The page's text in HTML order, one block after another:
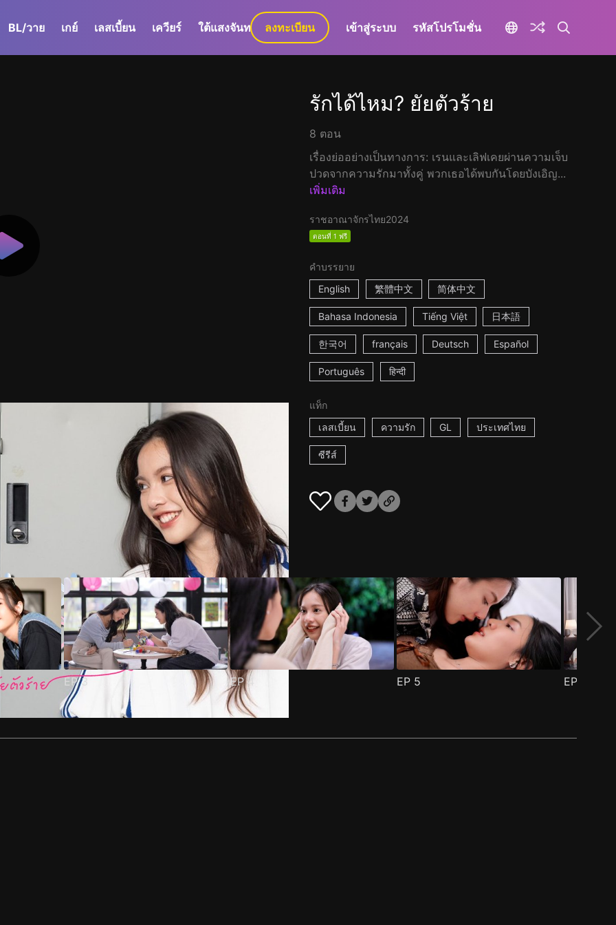
BL/วาย เกย์ เลสเบี้ยน เควียร์ ใต้แสงจันทร์ GaLa+
ลงทะเบียน เข้าสู่ระบบ รหัสโปรโมชั่น
รักได้ไหม? ยัยตัวร้าย
8 ตอน
เรื่องย่ออย่างเป็นทางการ: เรนและเลิฟเคยผ่านความเจ็บ
ปวดจากความรักมาทั้งคู่ พวกเธอได้พบกันโดยบังเอิญ...
เพิ่มเติม
ราชอาณาจักรไทย2024
ตอนที่ 1 ฟรี
คำบรรยาย
English
繁體中文 简体中文
Bahasa Indonesia Tiếng Việt 日本語
한국어 français Deutsch Español
Português हिन्दी
แท็ก
เลสเบี้ยน
ความรัก GL ประเทศไทย
ซีรีส์
EP3 EP4 EP 5 EP